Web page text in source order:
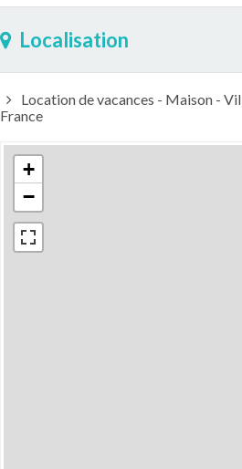
Localisation
Location de vacances - Maison -
France
+
−